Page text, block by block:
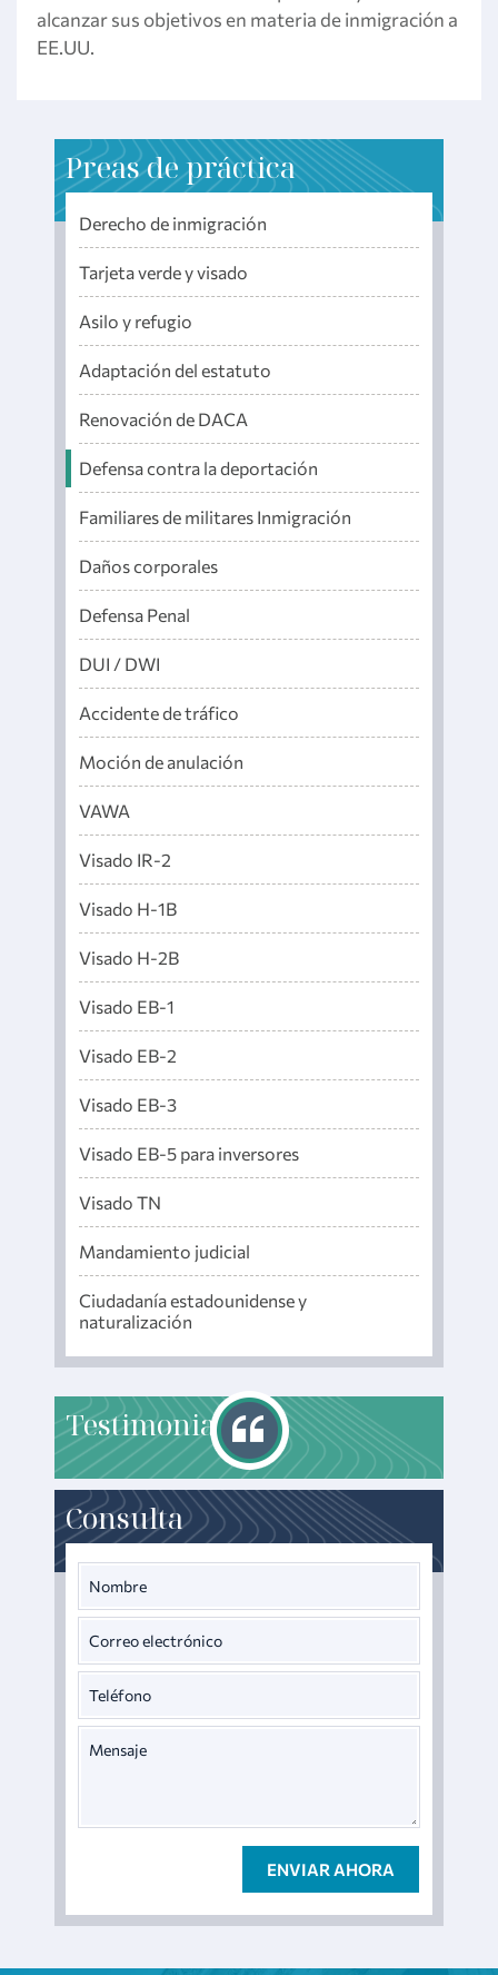
alcanzar sus objetivos en materia de inmigración a
EE.UU.
Preas de práctica
Derecho de inmigración
Tarjeta verde y visado
Asilo y refugio
Adaptación del estatuto
Renovación de DACA
Defensa contra la deportación
Familiares de militares Inmigración
Daños corporales
Defensa Penal
DUI / DWI
Accidente de tráfico
Moción de anulación
VAWA
Visado IR-2
Visado H-1B
Visado H-2B
Visado EB-1
Visado EB-2
Visado EB-3
Visado EB-5 para inversores
Visado TN
Mandamiento judicial
Ciudadanía estadounidense y
naturalización
Testimonials
Consulta